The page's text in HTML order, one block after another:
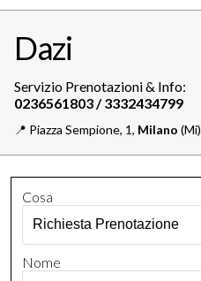
Dazi
Servizio Prenotazioni & Info:
📍️ Piazza Sempione, 1, Milano (Mi)
Cosa
Nome